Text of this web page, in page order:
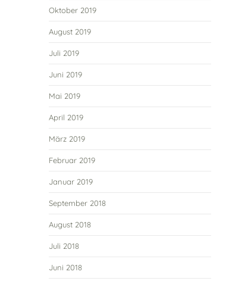
Oktober 2019
August 2019
Juli 2019
Juni 2019
Mai 2019
April 2019
März 2019
Februar 2019
Januar 2019
September 2018
August 2018
Juli 2018
Juni 2018